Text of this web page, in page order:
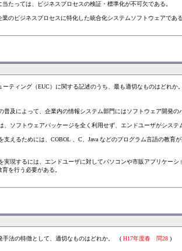
当たっては、ビジネスプロセスの検証・標準化が不可欠である。
業のビジネスプロセスに特化した統合化システムソフトウェアであ
ーティング（EUC）に関する記述のうち、最も適切なものはどれ
普及によって、企業内の情報システム部門にはソフトウェア開発
、ソフトウェアパッケージを全く利用せず、エンドユーザがシス
支えるためには、COBOL 、C、Java などのプログラム言語の教育
実現するには、エンドユーザに対してパソコンや市販アプリケー
育を行う必要がある。
手法の特徴として、適切なものはどれか。 ( H17年度春 問28 )